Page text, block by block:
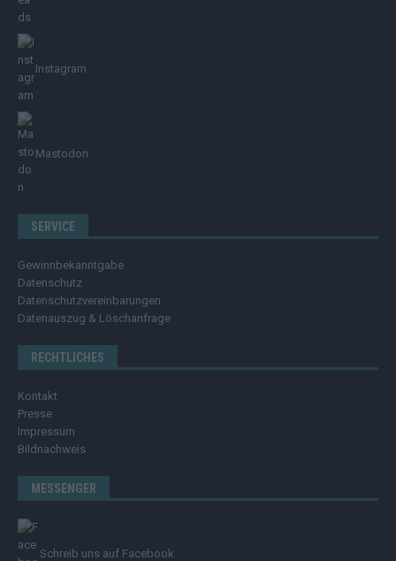
Instagram
Mastodon
SERVICE
Gewinnbekanntgabe
Datenschutz
Datenschutzvereinbarungen
Datenauszug & Löschanfrage
RECHTLICHES
Kontakt
Presse
Impressum
Bildnachweis
MESSENGER
Schreib uns auf Facebook